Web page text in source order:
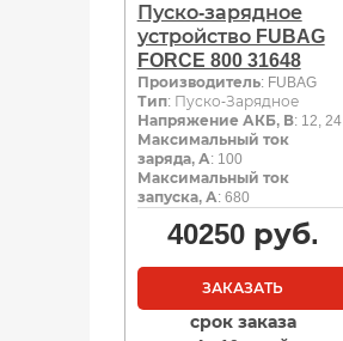
Пуско-зарядное
устройство FUBAG
FORCE 800 31648
Производитель: FUBAG
Тип: Пуско-Зарядное
Напряжение АКБ, В: 12, 24
Максимальный ток
заряда, А: 100
Максимальный ток
запуска, А: 680
40250руб.
ЗАКАЗАТЬ
срок заказа